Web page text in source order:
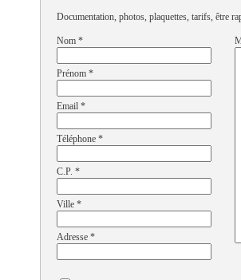
Documentation, photos, plaquettes, tarifs, être
Nom *
Prénom *
Email *
Téléphone *
C.P. *
Ville *
Adresse *